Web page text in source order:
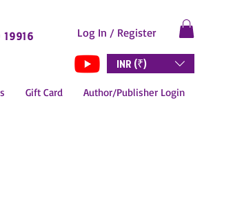
Log In / Register
INR (₹)
Gift Card Author/Publisher Login